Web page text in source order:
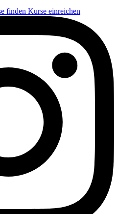
finden Kurse einreichen